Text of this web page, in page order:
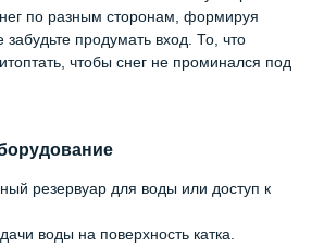
по разным сторонам, формируя
забудьте продумать вход. То, что
чтобы снег не проминался под
резервуар для воды или доступ к
воды на поверхность катка.